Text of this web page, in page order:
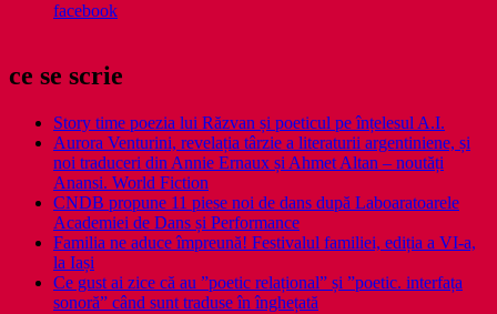
facebook
ce se scrie
Story time poezia lui Răzvan și poeticul pe înțelesul A.I.
Aurora Venturini, revelația târzie a literaturii argentiniene, și
noi traduceri din Annie Ernaux și Ahmet Altan – noutăți
Anansi. World Fiction
CNDB propune 11 piese noi de dans după Laboaratoarele
Academiei de Dans și Performance
Familia ne aduce împreună! Festivalul familiei, ediția a VI-a,
la Iași
Ce gust ai zice că au ”poetic relațional” și ”poetic. interfața
sonoră” când sunt traduse în înghețată